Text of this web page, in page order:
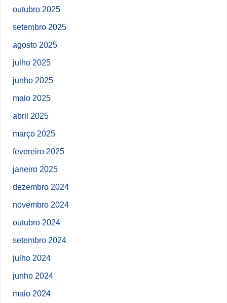
outubro 2025
setembro 2025
agosto 2025
julho 2025
junho 2025
maio 2025
abril 2025
março 2025
fevereiro 2025
janeiro 2025
dezembro 2024
novembro 2024
outubro 2024
setembro 2024
julho 2024
junho 2024
maio 2024